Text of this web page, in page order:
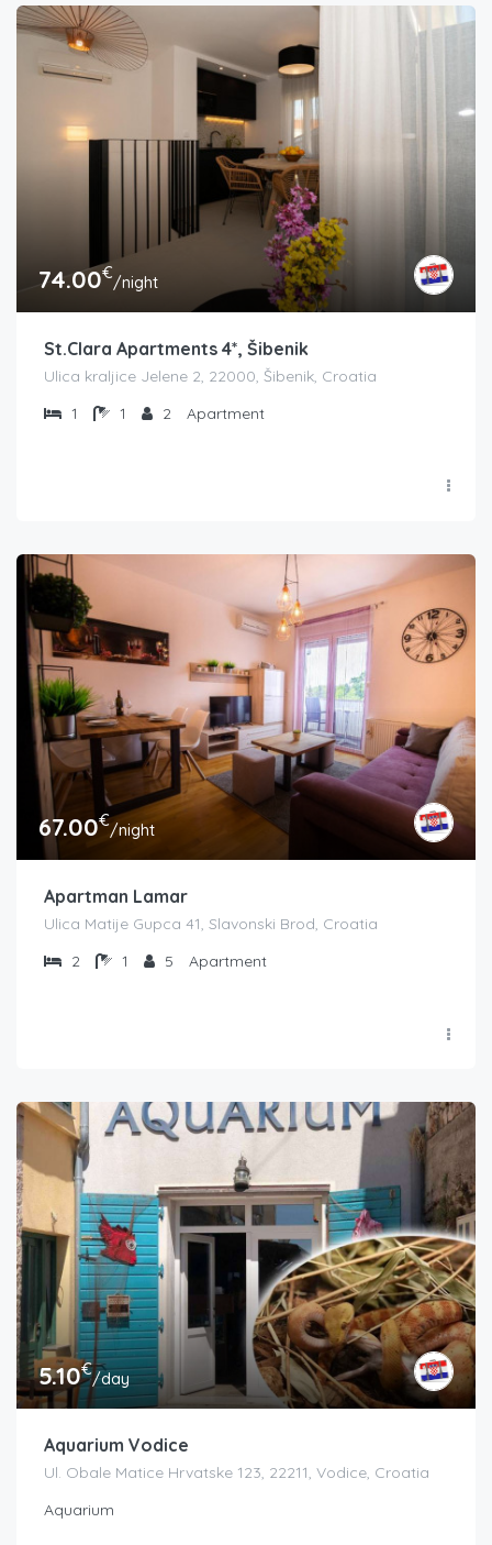
74.00€/night
St.Clara Apartments 4*, Šibenik
Ulica kraljice Jelene 2, 22000, Šibenik, Croatia
1
1 2 Apartment
67.00€/night
Apartman Lamar
Ulica Matije Gupca 41, Slavonski Brod, Croatia
2
1 5 Apartment
5.10€/day
Aquarium Vodice
Ul. Obale Matice Hrvatske 123, 22211, Vodice, Croatia
Aquarium